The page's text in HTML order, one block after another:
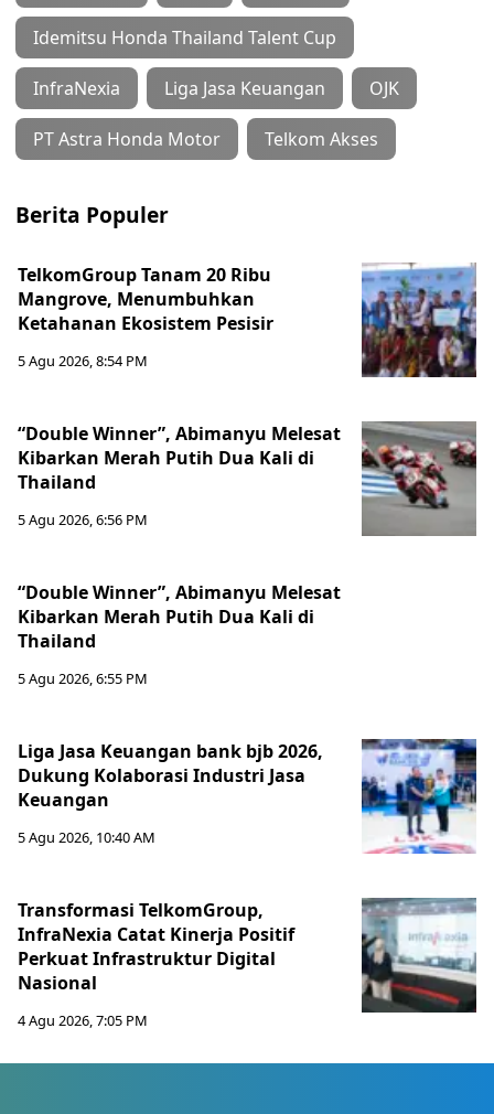
Idemitsu Honda Thailand Talent Cup
InfraNexia Liga Jasa Keuangan OJK
PT Astra Honda Motor Telkom Akses
Berita Populer
TelkomGroup Tanam 20 Ribu
Mangrove, Menumbuhkan
Ketahanan Ekosistem Pesisir
5 Agu 2026, 8:54 PM
“Double Winner”, Abimanyu Melesat
Kibarkan Merah Putih Dua Kali di
Thailand
5 Agu 2026, 6:56 PM
“Double Winner”, Abimanyu Melesat
Kibarkan Merah Putih Dua Kali di
Thailand
5 Agu 2026, 6:55 PM
Liga Jasa Keuangan bank bjb 2026,
Dukung Kolaborasi Industri Jasa
Keuangan
5 Agu 2026, 10:40 AM
Transformasi TelkomGroup,
InfraNexia Catat Kinerja Positif
Perkuat Infrastruktur Digital
Nasional
4 Agu 2026, 7:05 PM